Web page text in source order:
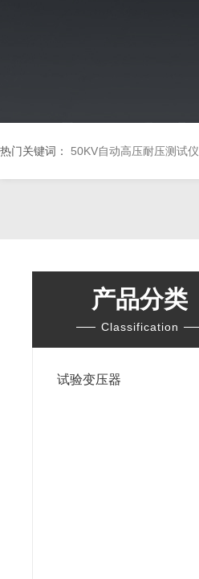
热门关键词： 50KV自动高压耐压测试仪
产品分类
Classification
试验变压器